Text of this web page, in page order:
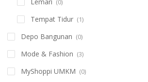
(0)
Tempat Tidur (1)
Depo Bangunan (0)
Mode & Fashion (3)
MyShoppi UMKM (0)